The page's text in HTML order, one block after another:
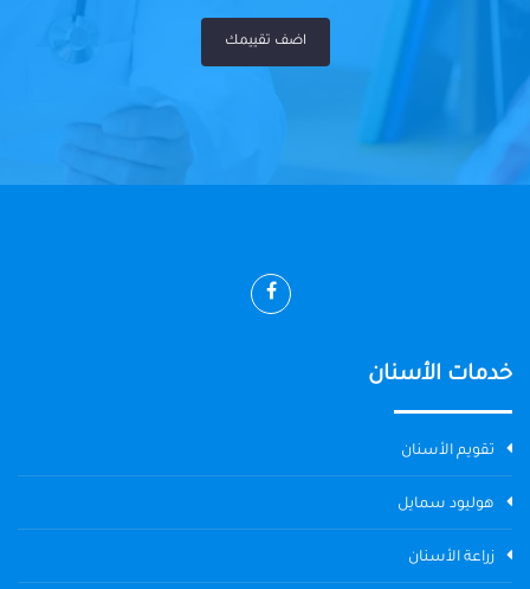
اضف تقييمك
خدمات الأسنان
تقويم الأسنان
هوليود سمايل
زراعة الأسنان